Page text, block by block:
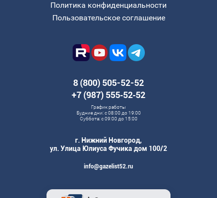
Политика конфиденциальности
Пользовательское соглашение
8 (800) 505-52-52
+7 (987) 555‑52‑52
График работы
Будние дни: с 08:00 до 19:00
Суббота: с 09:00 до 15:00
г. Нижний Новгород,
ул. Улица Юлиуса Фучика дом 100/2
info@gazelist52.ru